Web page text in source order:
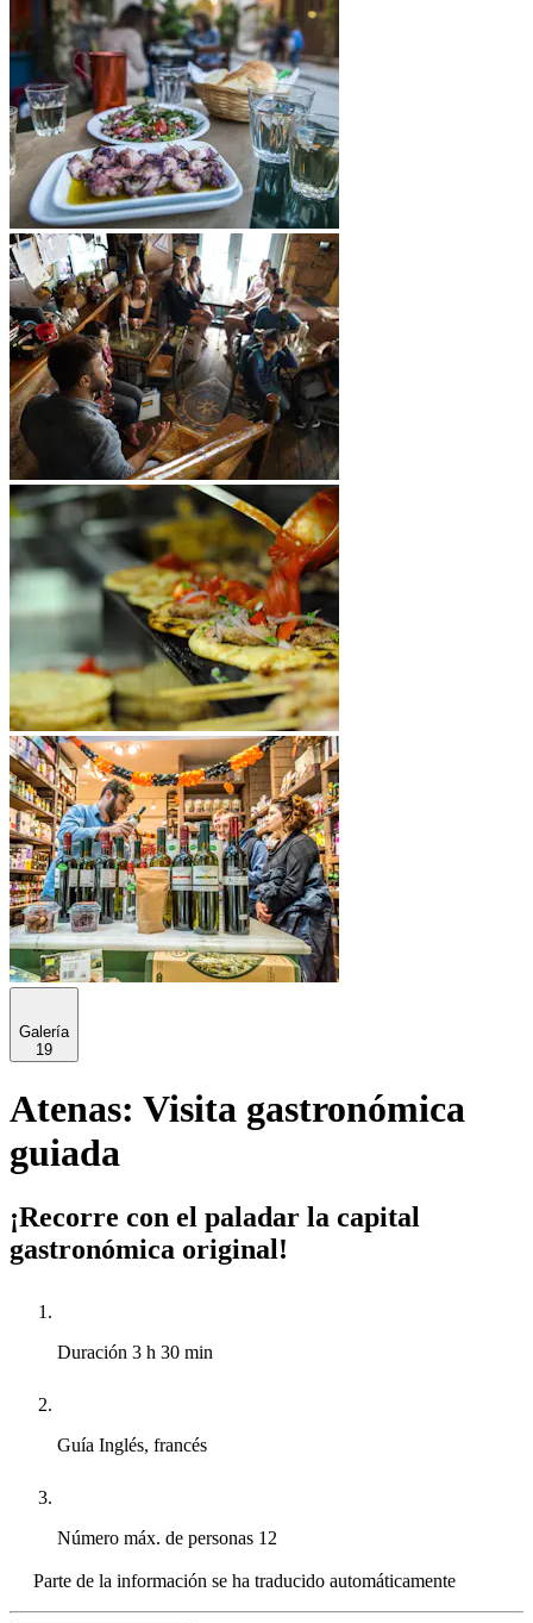
Galería
19
Atenas: Visita gastronómica
guiada
¡Recorre con el paladar la capital
gastronómica original!
Duración 3 h 30 min
Guía Inglés, francés
Número máx. de personas 12
Parte de la información se ha traducido automáticamente